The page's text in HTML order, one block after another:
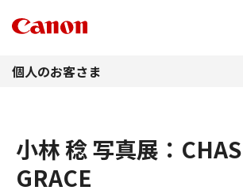
個人のお客さま
小林 稔 写真展：
GRACE